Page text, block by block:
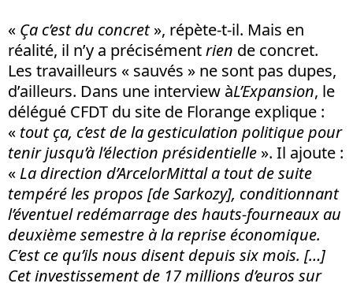
« Ça c’est du concret», répète-t-il. Mais en
réalité, il n’y a précisémentrien de concret.
Les travailleurs « sauvés » ne sont pas dupes,
d’ailleurs. Dans une interview àL’Expansion, le
délégué CFDT du site de Florange explique :
« tout ça, c’est de la gesticulation politique pour
tenir jusqu’à l’élection présidentielle ». Il ajoute :
« La direction d’ArcelorMittal a tout de suite
tempéré les propos [de Sarkozy], conditionnant
l’éventuel redémarrage des hauts-fourneaux au
deuxième semestre à la reprise économique.
C’est ce qu’ils nous disent depuis six mois. […]
Cet investissement de 17 millions d’euros sur